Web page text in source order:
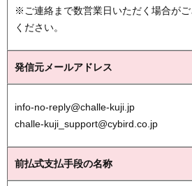
※ご連絡まで数営業日いただく場合が
ください。
発信元メールアドレス
info-no-reply@challe-kuji.jp
challe-kuji_support@cybird.co.jp
前払式支払手段の名称